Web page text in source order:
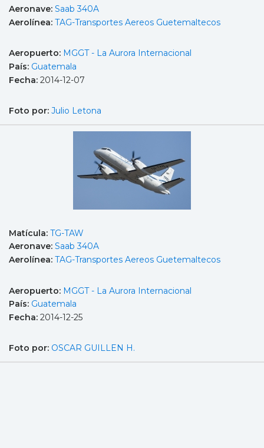
Aeronave: Saab 340A
Aerolínea: TAG-Transportes Aereos Guetemaltecos
Aeropuerto: MGGT - La Aurora Internacional
País: Guatemala
Fecha: 2014-12-07
Foto por: Julio Letona
Matícula: TG-TAW
Aeronave: Saab 340A
Aerolínea: TAG-Transportes Aereos Guetemaltecos
Aeropuerto: MGGT - La Aurora Internacional
País: Guatemala
Fecha: 2014-12-25
Foto por: OSCAR GUILLEN H.